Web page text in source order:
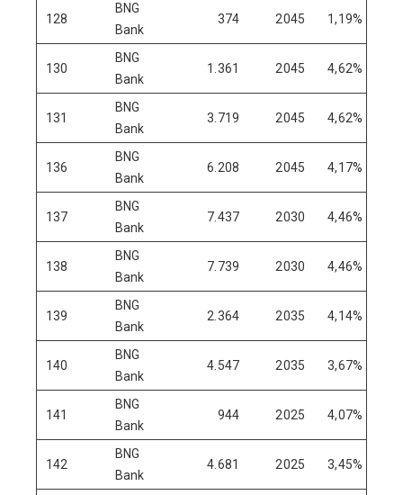
128
BNG
Bank
374 2045 1,19%
130
BNG
Bank
1.361 2045 4,62%
131
BNG
Bank
3.719 2045 4,62%
136
BNG
Bank
6.208 2045 4,17%
137
BNG
Bank
7.437 2030 4,46%
138
BNG
Bank
7.739 2030 4,46%
139
BNG
Bank
2.364 2035 4,14%
140
BNG
Bank
4.547 2035 3,67%
141
BNG
Bank
944 2025 4,07%
142
BNG
Bank
4.681 2025 3,45%